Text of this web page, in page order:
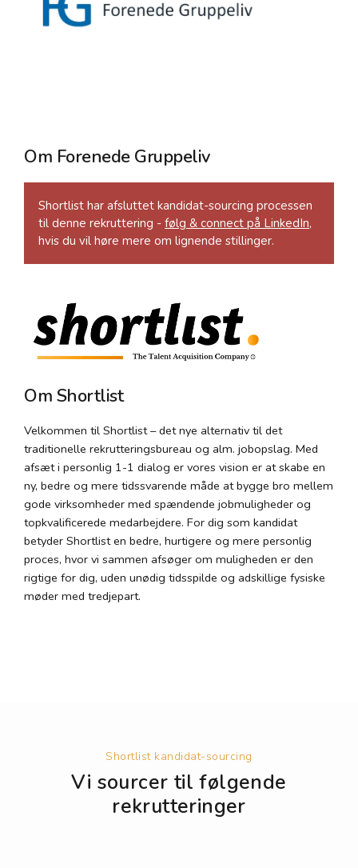
Om Forenede Gruppeliv
Shortlist har afsluttet kandidat-sourcing processen
til denne rekruttering - følg & connect på LinkedIn,
hvis du vil høre mere om lignende stillinger.
Om Shortlist
Velkommen til Shortlist – det nye alternativ til det
traditionelle rekrutteringsbureau og alm. jobopslag. Med
afsæt i personlig 1-1 dialog er vores vision er at skabe en
ny, bedre og mere tidssvarende måde at bygge bro mellem
gode virksomheder med spændende jobmuligheder og
topkvalificerede medarbejdere. For dig som kandidat
betyder Shortlist en bedre, hurtigere og mere personlig
proces, hvor vi sammen afsøger om muligheden er den
rigtige for dig, uden unødig tidsspilde og adskillige fysiske
møder med tredjepart.
Shortlist kandidat-sourcing
Vi sourcer til følgende
rekrutteringer